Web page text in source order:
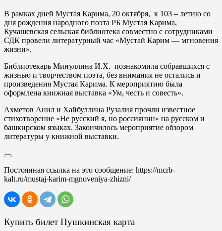
В рамках дней Мустая Карима, 20 октября, к 103 – летию со
дня рождения народного поэта РБ Мустая Карима,
Кучашевская сельская библиотека совместно с сотрудниками
СДК провели литературный час «Мустай Карим — мгновения
жизни».
Библиотекарь Минуллина И.Х. познакомила собравшихся с
жизнью и творчеством поэта, без внимания не остались и
произведения Мустая Карима. К мероприятию была
оформлена книжная выставка «Ум, честь и совесть».
Ахметов Анил и Хайбуллина Рузалия прочли известное
стихотворение «Не русский я, но россиянин» на русском и
башкирском языках. Закончилось мероприятие обзором
литературы у книжной выставки.
Постоянная ссылка на это сообщение: https://mcrb-
kalt.ru/mustaj-karim-mgnoveniya-zhizni/
Купить билет Пушкинская карта